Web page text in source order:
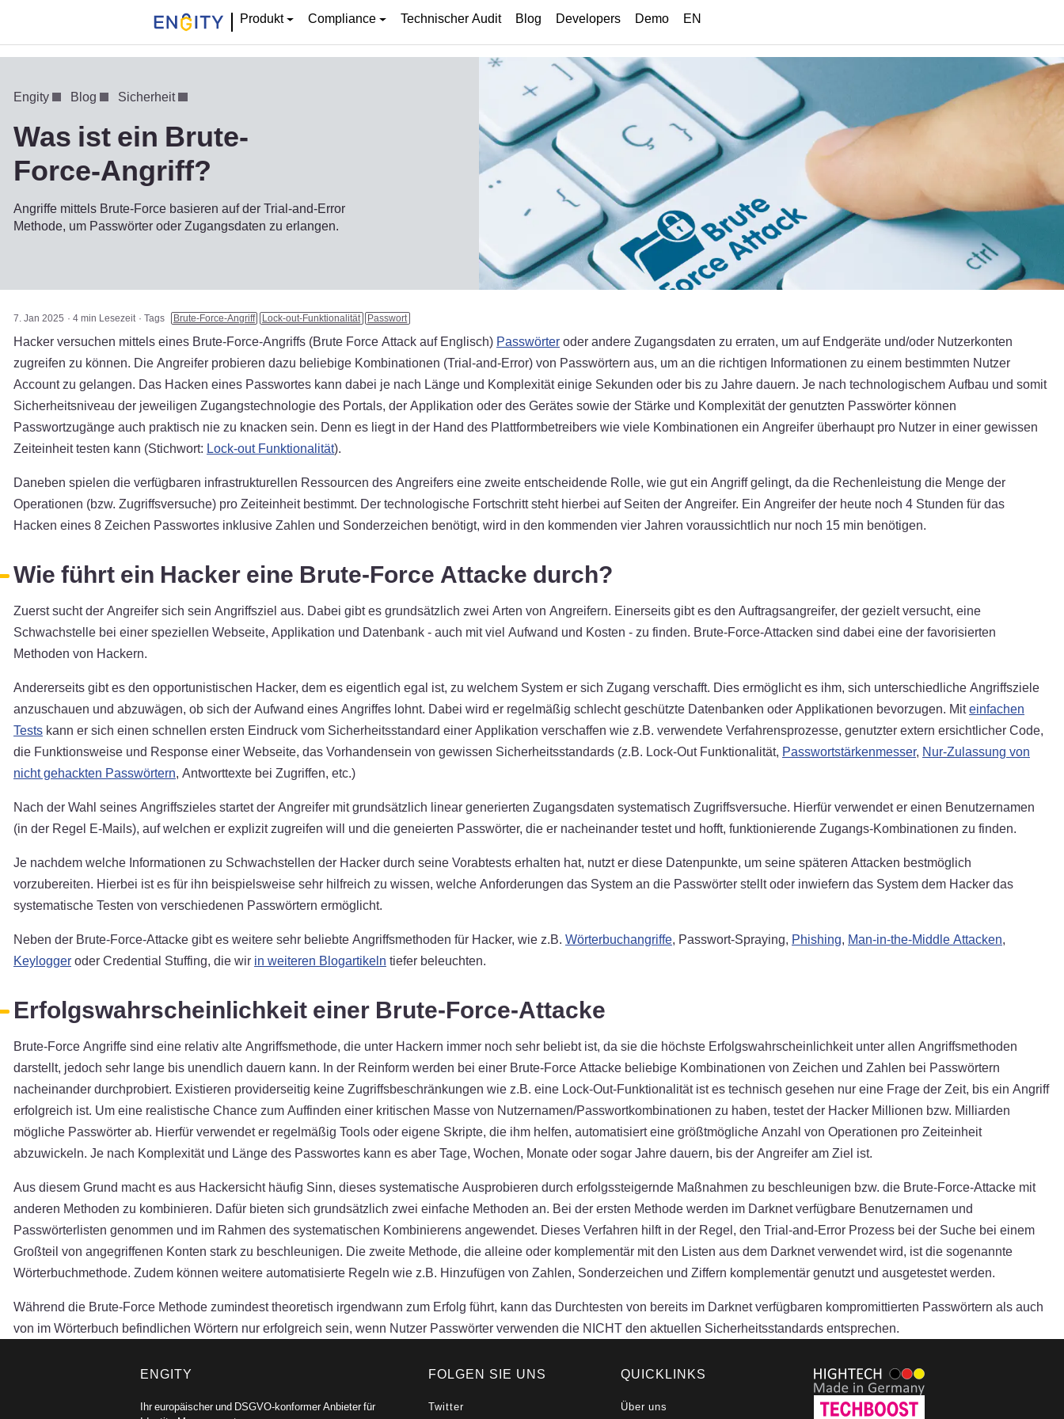
Produkt Compliance Technischer Audit Blog Developers Demo EN
Engity Blog Sicherheit
Was ist ein Brute-
Force-Angriff?
Angriffe mittels Brute-Force basieren auf der Trial-and-Error
Methode, um Passwörter oder Zugangsdaten zu erlangen.
7. Jan 2025 4 min Lesezeit Tags Brute-Force-Angriff Lock-out-Funktionalität Passwort
Hacker versuchen mittels eines Brute-Force-Angriffs (Brute Force Attack auf Englisch) Passwörteroder andere Zugangsdaten zu erraten, um auf Endgeräte und/oder Nutzerkonten
zugreifen zu können. Die Angreifer probieren dazu beliebige Kombinationen (Trial-and-Error) von Passwörtern aus, um an die richtigen Informationen zu einem bestimmten Nutzer
Account zu gelangen. Das Hacken eines Passwortes kann dabei je nach Länge und Komplexität einige Sekunden oder bis zu Jahre dauern. Je nach technologischem Aufbau und somit
Sicherheitsniveau der jeweiligen Zugangstechnologie des Portals, der Applikation oder des Gerätes sowie der Stärke und Komplexität der genutzten Passwörter können
Passwortzugänge auch praktisch nie zu knacken sein. Denn es liegt in der Hand des Plattformbetreibers wie viele Kombinationen ein Angreifer überhaupt pro Nutzer in einer gewissen
Zeiteinheit testen kann (Stichwort: Lock-out Funktionalität).
Daneben spielen die verfügbaren infrastrukturellen Ressourcen des Angreifers eine zweite entscheidende Rolle, wie gut ein Angriff gelingt, da die Rechenleistung die Menge der
Operationen (bzw. Zugriffsversuche) pro Zeiteinheit bestimmt. Der technologische Fortschritt steht hierbei auf Seiten der Angreifer. Ein Angreifer der heute noch 4 Stunden für das
Hacken eines 8 Zeichen Passwortes inklusive Zahlen und Sonderzeichen benötigt, wird in den kommenden vier Jahren voraussichtlich nur noch 15 min benötigen.
Wie führt ein Hacker eine Brute-Force Attacke durch?
Zuerst sucht der Angreifer sich sein Angriffsziel aus. Dabei gibt es grundsätzlich zwei Arten von Angreifern. Einerseits gibt es den Auftragsangreifer, der gezielt versucht, eine
Schwachstelle bei einer speziellen Webseite, Applikation und Datenbank - auch mit viel Aufwand und Kosten - zu finden. Brute-Force-Attacken sind dabei eine der favorisierten
Methoden von Hackern.
Andererseits gibt es den opportunistischen Hacker, dem es eigentlich egal ist, zu welchem System er sich Zugang verschafft. Dies ermöglicht es ihm, sich unterschiedliche Angriffsziele
anzuschauen und abzuwägen, ob sich der Aufwand eines Angriffes lohnt. Dabei wird er regelmäßig schlecht geschützte Datenbanken oder Applikationen bevorzugen. Miteinfachen
Tests kann er sich einen schnellen ersten Eindruck vom Sicherheitsstandard einer Applikation verschaffen wie z.B. verwendete Verfahrensprozesse, genutzter extern ersichtlicher Code,
die Funktionsweise und Response einer Webseite, das Vorhandensein von gewissen Sicherheitsstandards (z.B. Lock-Out Funktionalität, Passwortstärkenmesser, Nur-Zulassung von
nicht gehackten Passwörtern, Antworttexte bei Zugriffen, etc.)
Nach der Wahl seines Angriffszieles startet der Angreifer mit grundsätzlich linear generierten Zugangsdaten systematisch Zugriffsversuche. Hierfür verwendet er einen Benutzernamen
(in der Regel E-Mails), auf welchen er explizit zugreifen will und die geneierten Passwörter, die er nacheinander testet und hofft, funktionierende Zugangs-Kombinationen zu finden.
Je nachdem welche Informationen zu Schwachstellen der Hacker durch seine Vorabtests erhalten hat, nutzt er diese Datenpunkte, um seine späteren Attacken bestmöglich
vorzubereiten. Hierbei ist es für ihn beispielsweise sehr hilfreich zu wissen, welche Anforderungen das System an die Passwörter stellt oder inwiefern das System dem Hacker das
systematische Testen von verschiedenen Passwörtern ermöglicht.
Neben der Brute-Force-Attacke gibt es weitere sehr beliebte Angriffsmethoden für Hacker, wie z.B. Wörterbuchangriffe, Passwort-Spraying, Phishing, Man-in-the-Middle Attacken,
Keyloggeroder Credential Stuffing, die wir in weiteren Blogartikeln tiefer beleuchten.
Erfolgswahrscheinlichkeit einer Brute-Force-Attacke
Brute-Force Angriffe sind eine relativ alte Angriffsmethode, die unter Hackern immer noch sehr beliebt ist, da sie die höchste Erfolgswahrscheinlichkeit unter allen Angriffsmethoden
darstellt, jedoch sehr lange bis unendlich dauern kann. In der Reinform werden bei einer Brute-Force Attacke beliebige Kombinationen von Zeichen und Zahlen bei Passwörtern
nacheinander durchprobiert. Existieren providerseitig keine Zugriffsbeschränkungen wie z.B. eine Lock-Out-Funktionalität ist es technisch gesehen nur eine Frage der Zeit, bis ein Angriff
erfolgreich ist. Um eine realistische Chance zum Auffinden einer kritischen Masse von Nutzernamen/Passwortkombinationen zu haben, testet der Hacker Millionen bzw. Milliarden
mögliche Passwörter ab. Hierfür verwendet er regelmäßig Tools oder eigene Skripte, die ihm helfen, automatisiert eine größtmögliche Anzahl von Operationen pro Zeiteinheit
abzuwickeln. Je nach Komplexität und Länge des Passwortes kann es aber Tage, Wochen, Monate oder sogar Jahre dauern, bis der Angreifer am Ziel ist.
Aus diesem Grund macht es aus Hackersicht häufig Sinn, dieses systematische Ausprobieren durch erfolgssteigernde Maßnahmen zu beschleunigen bzw. die Brute-Force-Attacke mit
anderen Methoden zu kombinieren. Dafür bieten sich grundsätzlich zwei einfache Methoden an. Bei der ersten Methode werden im Darknet verfügbare Benutzernamen und
Passwörterlisten genommen und im Rahmen des systematischen Kombinierens angewendet. Dieses Verfahren hilft in der Regel, den Trial-and-Error Prozess bei der Suche bei einem
Großteil von angegriffenen Konten stark zu beschleunigen. Die zweite Methode, die alleine oder komplementär mit den Listen aus dem Darknet verwendet wird, ist die sogenannte
Wörterbuchmethode. Zudem können weitere automatisierte Regeln wie z.B. Hinzufügen von Zahlen, Sonderzeichen und Ziffern komplementär genutzt und ausgetestet werden.
Während die Brute-Force Methode zumindest theoretisch irgendwann zum Erfolg führt, kann das Durchtesten von bereits im Darknet verfügbaren kompromittierten Passwörtern als auch
von im Wörterbuch befindlichen Wörtern nur erfolgreich sein, wenn Nutzer Passwörter verwenden die NICHT den aktuellen Sicherheitsstandards entsprechen.
ENGITY
Ihr europäischer und DSGVO-konformer Anbieter für
FOLGEN SIE UNS
Twitter
QUICKLINKS
Über uns